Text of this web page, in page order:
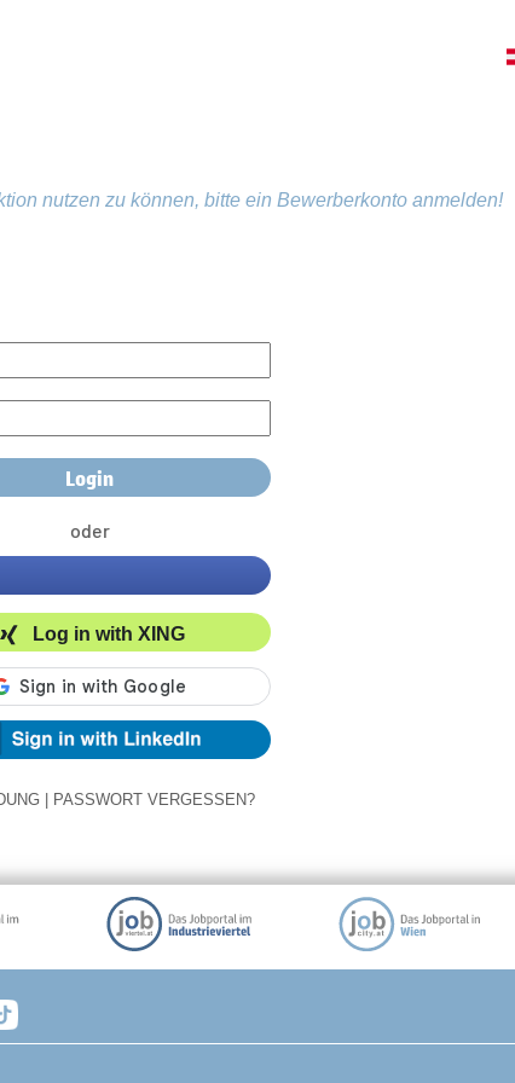
nutzen zu können, bitte ein Bewerberkonto anmelden!
oder
Log in with XING
PASSWORT VERGESSEN?